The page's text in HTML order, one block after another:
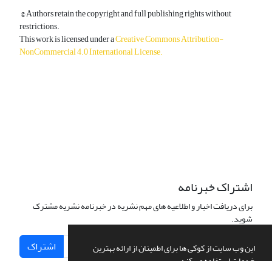
این وب سایت از کوکی ها برای اطمینان از ارائه بهترین
© Authors retain the copyright and full publishing rights without
restrictions.
This work is licensed under aCreative Commons Attribution-
NonCommercial 4.0 International License.
اشتراک خبرنامه
برای دریافت اخبار و اطلاعیه های مهم نشریه در خبرنامه نشریه مشترک
شوید.
اشتراک